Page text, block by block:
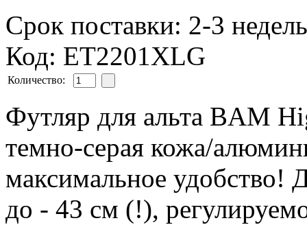
Срок поставки: 2-3 недель
Код: ET2201XLG
Количество:
Футляр для альта BAM
темно-серая кожа/
максимальное удобство!
до - 43 см (!),